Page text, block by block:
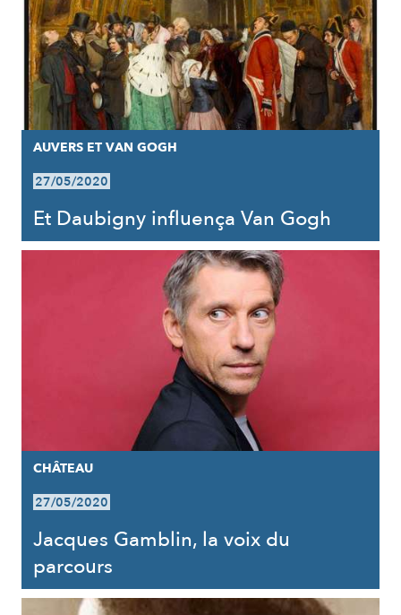
AUVERS ET VAN GOGH
27/05/2020
Et Daubigny influença Van Gogh
CHÂTEAU
27/05/2020
Jacques Gamblin, la voix du
parcours